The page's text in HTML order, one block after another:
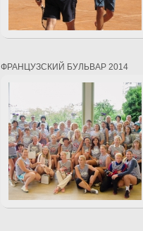
ФРАНЦУЗСКИЙ БУЛЬВАР 2014